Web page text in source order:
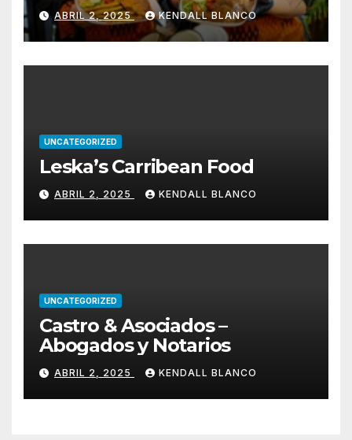
ABRIL 2, 2025 KENDALL BLANCO
UNCATEGORIZED
Leska’s Carribean Food
ABRIL 2, 2025 KENDALL BLANCO
UNCATEGORIZED
Castro & Asociados –
Abogados y Notarios
ABRIL 2, 2025 KENDALL BLANCO